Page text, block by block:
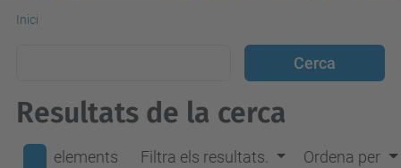
Inici
Resultats de la cerca
elements
Filtra els resultats. Ordena per